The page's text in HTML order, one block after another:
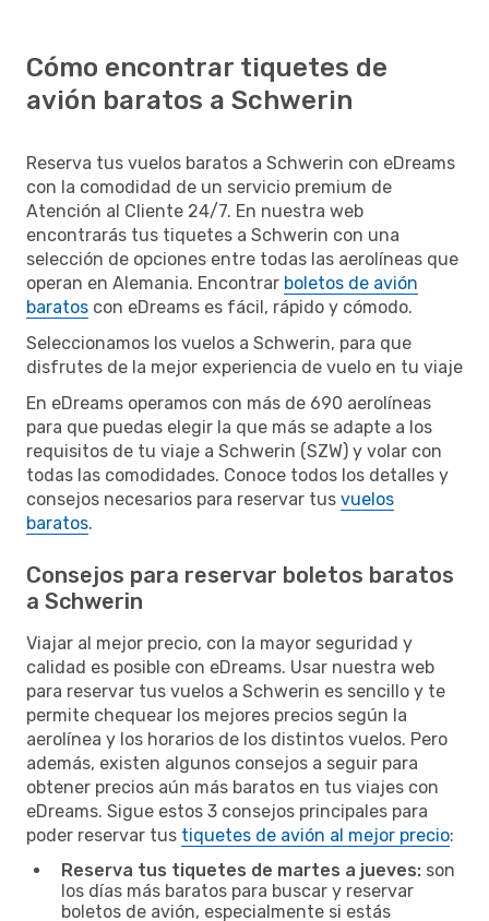
Cómo encontrar tiquetes de
avión baratos a Schwerin
Reserva tus vuelos baratos a Schwerin con eDreams
con la comodidad de un servicio premium de
Atención al Cliente 24/7. En nuestra web
encontrarás tus tiquetes a Schwerin con una
selección de opciones entre todas las aerolíneas que
operan en Alemania. Encontrar boletos de avión
baratos con eDreams es fácil, rápido y cómodo.
Seleccionamos los vuelos a Schwerin, para que
disfrutes de la mejor experiencia de vuelo en tu viaje
En eDreams operamos con más de 690 aerolíneas
para que puedas elegir la que más se adapte a los
requisitos de tu viaje a Schwerin (SZW) y volar con
todas las comodidades. Conoce todos los detalles y
consejos necesarios para reservar tus vuelos
baratos.
Consejos para reservar boletos baratos
a Schwerin
Viajar al mejor precio, con la mayor seguridad y
calidad es posible con eDreams. Usar nuestra web
para reservar tus vuelos a Schwerin es sencillo y te
permite chequear los mejores precios según la
aerolínea y los horarios de los distintos vuelos. Pero
además, existen algunos consejos a seguir para
obtener precios aún más baratos en tus viajes con
eDreams. Sigue estos 3 consejos principales para
poder reservar tus tiquetes de avión al mejor precio:
Reserva tus tiquetes de martes a jueves: son
los días más baratos para buscar y reservar
boletos de avión, especialmente si estás